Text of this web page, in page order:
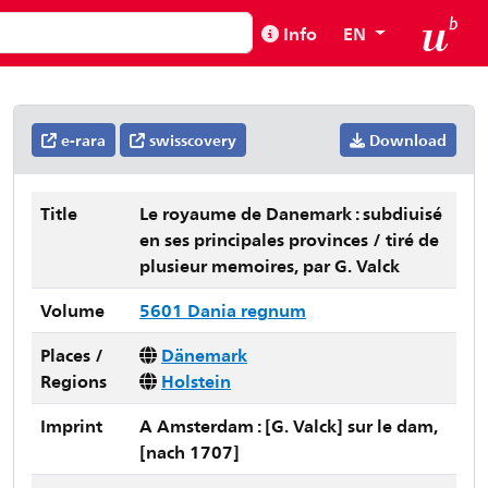
Info EN
e-rara swisscovery Download
Title
Le royaume de Danemark : subdiuisé
en ses principales provinces / tiré de
plusieur memoires, par G. Valck
Volume
5601 Dania regnum
Places /
Regions
Dänemark
Holstein
Imprint
A Amsterdam : [G. Valck] sur le dam,
[nach 1707]